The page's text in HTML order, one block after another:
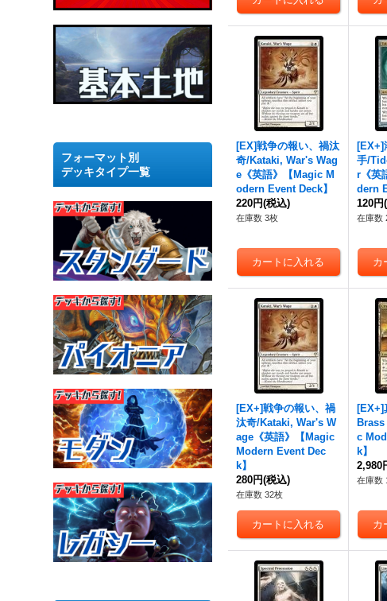
フォーマット別
デッキタイプ一覧
[EX]戦争の報い、禍汰
奇/Kataki, War's Wag
e《英語》【Magic M
odern Event Deck】
220円(税込)
在庫数 3枚
[EX+]
手/
r《英
dern
120円
在庫数
[EX+]戦争の報い、禍
汰奇/Kataki, War's W
age《英語》【Magic
Modern Event Dec
k】
280円(税込)
在庫数 32枚
[EX+]
c
k】
2,980
在庫数